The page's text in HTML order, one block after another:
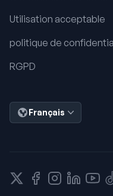
Utilisation acceptable
politique de
RGPD
Français
X Facebook
Instagram
Liendin